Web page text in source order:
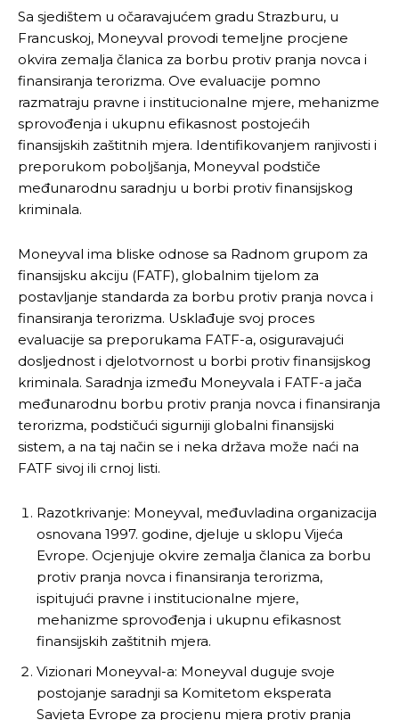
Sa sjedištem u očaravajućem gradu Strazburu, u
Francuskoj, Moneyval provodi temeljne procjene
okvira zemalja članica za borbu protiv pranja novca i
finansiranja terorizma. Ove evaluacije pomno
razmatraju pravne i institucionalne mjere, mehanizme
sprovođenja i ukupnu efikasnost postojećih
finansijskih zaštitnih mjera. Identifikovanjem ranjivosti i
preporukom poboljšanja, Moneyval podstiče
međunarodnu saradnju u borbi protiv finansijskog
kriminala.
Moneyval ima bliske odnose sa Radnom grupom za
finansijsku akciju (FATF), globalnim tijelom za
postavljanje standarda za borbu protiv pranja novca i
finansiranja terorizma. Usklađuje svoj proces
evaluacije sa preporukama FATF-a, osiguravajući
dosljednost i djelotvornost u borbi protiv finansijskog
kriminala. Saradnja između Moneyvala i FATF-a jača
međunarodnu borbu protiv pranja novca i finansiranja
terorizma, podstičući sigurniji globalni finansijski
sistem, a na taj način se i neka država može naći na
FATF sivoj ili crnoj listi.
Razotkrivanje: Moneyval, međuvladina organizacija
osnovana 1997. godine, djeluje u sklopu Vijeća
Evrope. Ocjenjuje okvire zemalja članica za borbu
protiv pranja novca i finansiranja terorizma,
ispitujući pravne i institucionalne mjere,
mehanizme sprovođenja i ukupnu efikasnost
finansijskih zaštitnih mjera.
Vizionari Moneyval-a: Moneyval duguje svoje
postojanje saradnji sa Komitetom eksperata
Savjeta Evrope za procjenu mjera protiv pranja